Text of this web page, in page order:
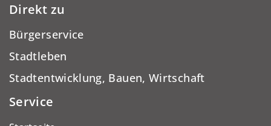
Direkt zu
Bürgerservice
Stadtleben
Stadtentwicklung, Bauen, Wirtschaft
Service